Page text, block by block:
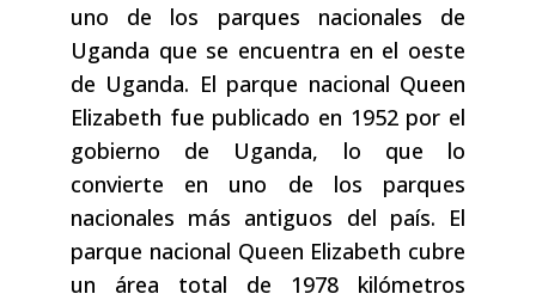
uno de los parques nacionales de
Uganda que se encuentra en el oeste
de Uganda. El parque nacional Queen
Elizabeth fue publicado en 1952 por el
gobierno de Uganda, lo que lo
convierte en uno de los parques
nacionales más antiguos del país. El
parque nacional Queen Elizabeth cubre
un área total de 1978 kilómetros